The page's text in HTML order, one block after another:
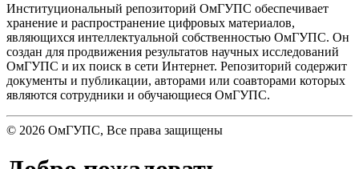
Институциональный репозиторий ОмГУПС обеспечивает
хранение и распространение цифровых материалов,
являющихся интеллектуальной собственностью ОмГУПС. Он
создан для продвижения результатов научных исследований
ОмГУПС и их поиск в сети Интернет. Репозиторий содержит
документы и публикации, авторами или соавторами которых
являются сотрудники и обучающиеся ОмГУПС.
© 2026 ОмГУПС, Все права защищены